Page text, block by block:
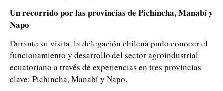
Un recorrido por las provincias de Pichincha, Manabí y
Napo
Durante su visita, la delegación chilena pudo conocer el
funcionamiento y desarrollo del sector agroindustrial
ecuatoriano a través de experiencias en tres provincias
clave: Pichincha, Manabí y Napo.